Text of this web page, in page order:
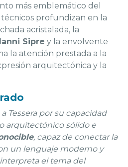
más emblemático del
profundizan en la
acristalada, la
Sipre y la envolvente
la atención prestada a la
arquitectónica y la
Tessera por su capacidad
arquitectónico sólido e
, capaz de conectar la
un lenguaje moderno y
el tema del